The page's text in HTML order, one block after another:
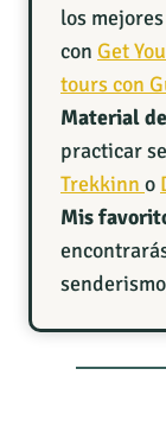
los
con Get
tours con
Material
practicar
Trekkinn o
Mis